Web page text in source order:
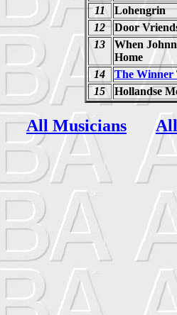
11
Lohengrin
12
Door
13
When
Home
14
The Winner
15
Hollandse
All Musicians